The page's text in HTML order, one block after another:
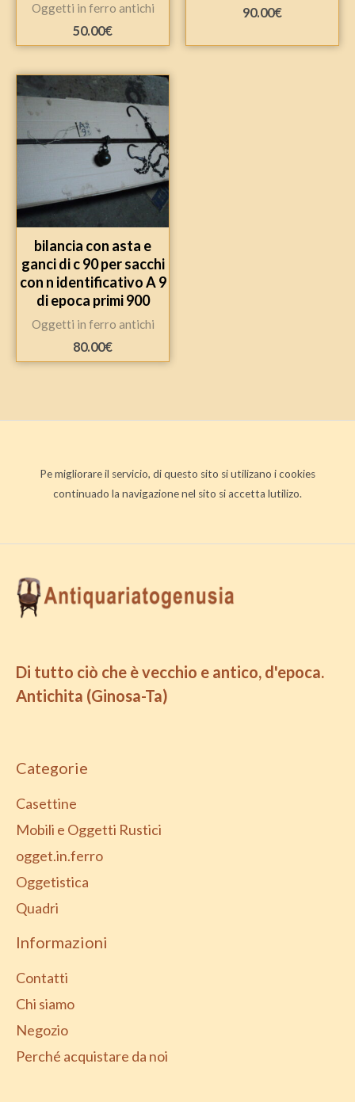
Oggetti in ferro antichi
50.00€
90.00€
bilancia con asta e
ganci di c 90 per sacchi
con n identificativo A 9
di epoca primi 900
Oggetti in ferro antichi
80.00€
Pe migliorare il servicio, di questo sito si utilizano i cookies
continuado la navigazione nel sito si accetta lutilizo.
Di tutto ciò che è vecchio e antico, d'epoca.
Antichita (Ginosa-Ta)
Categorie
Casettine
Mobili e Oggetti Rustici
ogget.in.ferro
Oggetistica
Quadri
Informazioni
Contatti
Chi siamo
Negozio
Perché acquistare da noi